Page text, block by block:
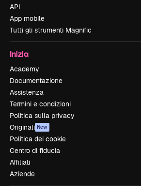
API
App mobile
Tutti gli strumenti Magnific
Inizia
Academy
Documentazione
Assistenza
Termini e condizioni
Politica sulla privacy
Originali New
Politica dei cookie
Centro di fiducia
Affiliati
Aziende